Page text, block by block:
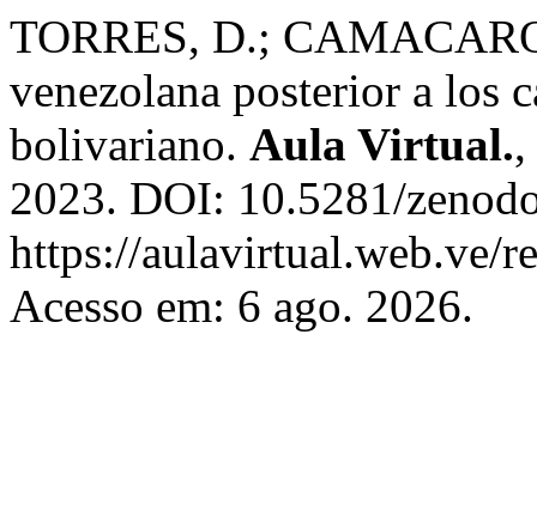
TORRES, D.;
venezolana posterior a los
bolivariano. Aula Virtual.,
2023. DOI: 10.5281/
https://aulavirtual.web.ve/
Acesso em: 6 ago. 2026.